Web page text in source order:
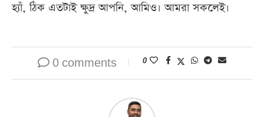
হ্যাঁ, ঠিক এতটাই ক্ষুদ্র আপনি, আমিও। আমরা সকলেই।
0 comments 0